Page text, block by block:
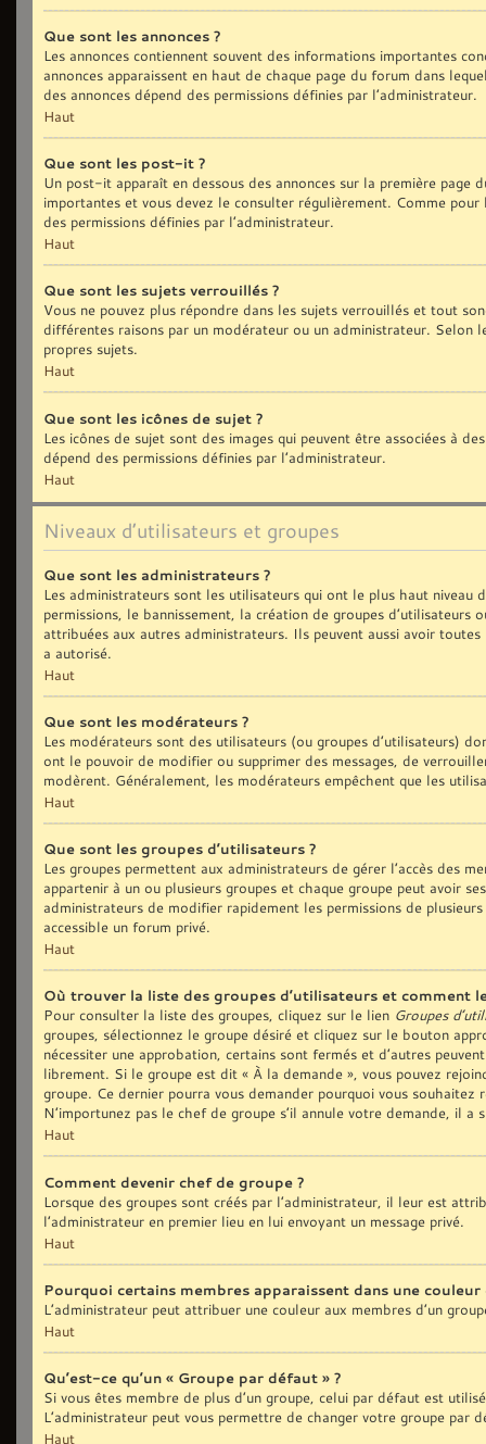
Que sont les annonces ?
Les annonces contiennent souvent des informations importantes
annonces apparaissent en haut de chaque page du forum dans
des annonces dépend des permissions définies par l’administrateur.
Haut
Que sont les post-it ?
Un post-it apparaît en dessous des annonces sur la première
importantes et vous devez le consulter régulièrement. Comme
des permissions définies par l’administrateur.
Haut
Que sont les sujets verrouillés ?
Vous ne pouvez plus répondre dans les sujets verrouillés et tout
différentes raisons par un modérateur ou un administrateur. Selon
propres sujets.
Haut
Que sont les icônes de sujet ?
Les icônes de sujet sont des images qui peuvent être associées à
dépend des permissions définies par l’administrateur.
Haut
Niveaux d’utilisateurs et groupes
Que sont les administrateurs ?
Les administrateurs sont les utilisateurs qui ont le plus haut
permissions, le bannissement, la création de groupes
attribuées aux autres administrateurs. Ils peuvent aussi avoir
a autorisé.
Haut
Que sont les modérateurs ?
Les modérateurs sont des utilisateurs (ou groupes d’utilisateurs)
ont le pouvoir de modifier ou supprimer des messages, de
modèrent. Généralement, les modérateurs empêchent que les
Haut
Que sont les groupes d’utilisateurs ?
Les groupes permettent aux administrateurs de gérer l’accès des
appartenir à un ou plusieurs groupes et chaque groupe peut avoir
administrateurs de modifier rapidement les permissions de
accessible un forum privé.
Haut
Où trouver la liste des groupes d’utilisateurs et comment
Pour consulter la liste des groupes, cliquez sur le lien Groupes
groupes, sélectionnez le groupe désiré et cliquez sur le bouton
nécessiter une approbation, certains sont fermés et d’autres
librement. Si le groupe est dit « À la demande », vous pouvez
groupe. Ce dernier pourra vous demander pourquoi vous
N’importunez pas le chef de groupe s’il annule votre demande, il a
Haut
Comment devenir chef de groupe ?
Lorsque des groupes sont créés par l’administrateur, il leur est
l’administrateur en premier lieu en lui envoyant un message privé.
Haut
Pourquoi certains membres apparaissent dans une
L’administrateur peut attribuer une couleur aux membres d’un
Haut
Qu’est-ce qu’un « Groupe par défaut » ?
Si vous êtes membre de plus d’un groupe, celui par défaut est
L’administrateur peut vous permettre de changer votre groupe par
Haut